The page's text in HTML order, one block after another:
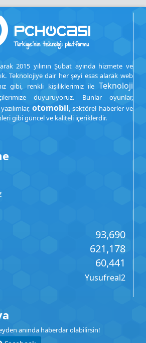
2015 yılının Şubat ayında hizmete ve
Teknolojiye dair her şeyi esas alarak web
gibi, renkli kişiliklerimiz ile Teknoloji
duyuruyoruz. Bunlar oyunlar,
otomobil, sektörel haberler ve
gibi güncel ve kaliteli içeriklerdir.
93,690
621,178
60,441
Yusufreal2
anında haberdar olabilirsin!